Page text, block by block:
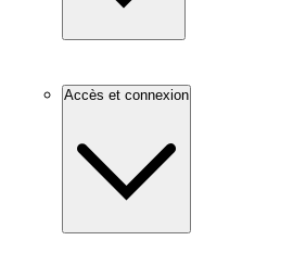
Accès et connexion